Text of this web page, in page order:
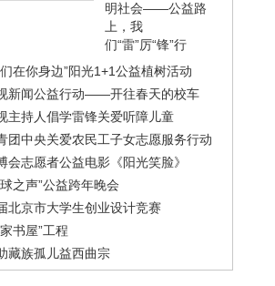
明社会——公益路
上，我
们“雷”厉“锋”行
在你身边”阳光1+1公益植树活动
新闻公益行动——开往春天的校车
主持人倡学雷锋关爱听障儿童
团中央关爱农民工子女志愿服务行动
会志愿者公益电影《阳光笑脸》
之声”公益跨年晚会
北京市大学生创业设计竞赛
书屋”工程
藏族孤儿益西曲宗